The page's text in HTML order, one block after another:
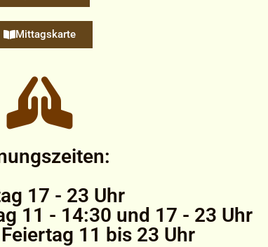
Mittagskarte
17 - 23 Uhr
11 - 14:30 und 17 - 23 Uhr
11 bis 23 Uhr